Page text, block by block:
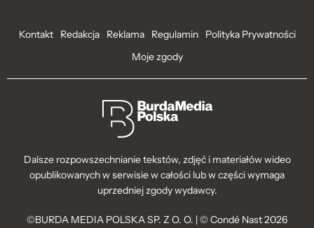
Kontakt Redakcja Reklama Regulamin
Polityka Prywatności
Moje zgody
Dalsze rozpowszechnianie tekstów, zdjęć i materiałów wideo
opublikowanych w serwisie w całości lub w części wymaga
uprzedniej zgody wydawcy.
©BURDA MEDIA POLSKA SP. Z O. O. | © Condé Nast 2026